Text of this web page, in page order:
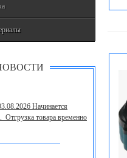
Начинается
Отгрузка товара временно